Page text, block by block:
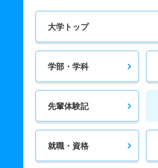
大学トップ
学部・学科
先輩体験記
就職・資格